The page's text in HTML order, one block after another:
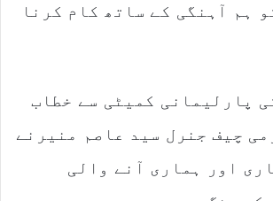
ہم آہنگی کے ساتھ کام کرنا
پارلیمانی کمیٹی سے خطاب
چیف جنرل سید عاصم منیرنے
اور ہماری آنے والی